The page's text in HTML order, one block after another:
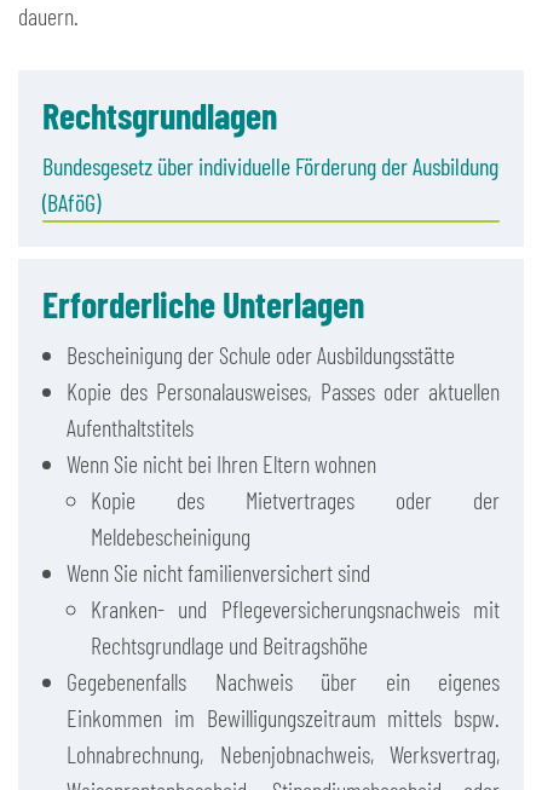
dauern.
Rechtsgrundlagen
Bundesgesetz über individuelle Förderung der Ausbildung
(BAföG)
Erforderliche Unterlagen
Bescheinigung der Schule oder Ausbildungsstätte
Kopie des Personalausweises, Passes oder aktuellen
Aufenthaltstitels
Wenn Sie nicht bei Ihren Eltern wohnen
Kopie des Mietvertrages oder der
Meldebescheinigung
Wenn Sie nicht familienversichert sind
Kranken- und Pflegeversicherungsnachweis mit
Rechtsgrundlage und Beitragshöhe
Gegebenenfalls Nachweis über ein eigenes
Einkommen im Bewilligungszeitraum mittels bspw.
Lohnabrechnung, Nebenjobnachweis, Werksvertrag,